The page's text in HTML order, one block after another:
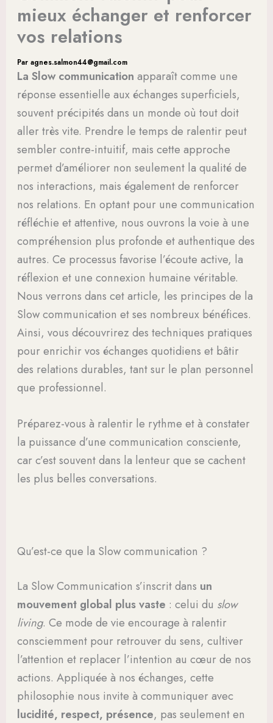
mieux échanger et renforcer
vos relations
Paragnes.salmon44@gmail.com
La Slow communication apparaît comme une
réponse essentielle aux échanges superficiels,
souvent précipités dans un monde où tout doit
aller très vite. Prendre le temps de ralentir peut
sembler contre-intuitif, mais cette approche
permet d’améliorer non seulement la qualité de
nos interactions, mais également de renforcer
nos relations. En optant pour une communication
réfléchie et attentive, nous ouvrons la voie à une
compréhension plus profonde et authentique des
autres. Ce processus favorise l’écoute active, la
réflexion et une connexion humaine véritable.
Nous verrons dans cet article, les principes de la
Slow communication et ses nombreux bénéfices.
Ainsi, vous découvrirez des techniques pratiques
pour enrichir vos échanges quotidiens et bâtir
des relations durables, tant sur le plan personnel
que professionnel.
Préparez-vous à ralentir le rythme et à constater
la puissance d’une communication consciente,
car c’est souvent dans la lenteur que se cachent
les plus belles conversations.
Qu’est-ce que la Slow communication ?
La Slow Communication s’inscrit dans un
mouvement global plus vaste : celui du slow
living. Ce mode de vie encourage à ralentir
consciemment pour retrouver du sens, cultiver
l’attention et replacer l’intention au cœur de nos
actions. Appliquée à nos échanges, cette
philosophie nous invite à communiquer avec
lucidité, respect, présence, pas seulement en